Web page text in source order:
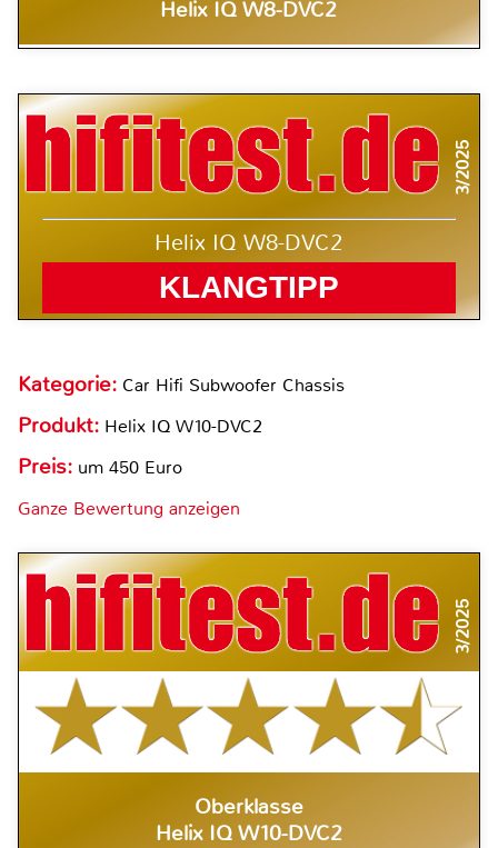
Helix IQ W8-DVC2
3/2025
Helix IQ W8-DVC2
KLANGTIPP
Kategorie: Car Hifi Subwoofer Chassis
Produkt: Helix IQ W10-DVC2
Preis: um 450 Euro
Ganze Bewertung anzeigen
3/2025
Oberklasse
Helix IQ W10-DVC2